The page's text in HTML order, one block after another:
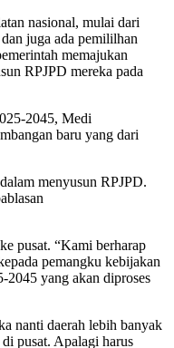
nasional, mulai dari
juga ada pemililhan
memajukan
RPJPD mereka pada
2045, Medi
baru yang dari
menyusun RPJPD.
pusat. “Kami berharap
pemangku kebijakan
2045 yang akan diproses
nanti daerah lebih banyak
pusat. Apalagi harus